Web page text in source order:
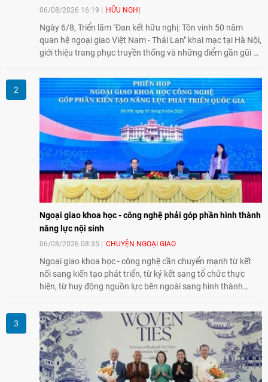
06/08/2026 16:19 HỮU NGHỊ
Ngày 6/8, Triển lãm "Đan kết hữu nghị: Tôn vinh 50 năm
quan hệ ngoại giao Việt Nam - Thái Lan" khai mạc tại Hà Nội,
giới thiệu trang phục truyền thống và những điểm gần gũi về
giao lưu nhân dân trong chặng đường nửa thế kỷ quan hệ
song phương.
Ngoại giao khoa học - công nghệ phải góp phần hình thành
năng lực nội sinh
06/08/2026 08:35 CHUYỆN NGOẠI GIAO
Ngoại giao khoa học - công nghệ cần chuyển mạnh từ kết
nối sang kiến tạo phát triển, từ ký kết sang tổ chức thực
hiện, từ huy động nguồn lực bên ngoài sang hình thành
nghệ, đổi mới sáng tạo và chuyển đổi số trở thành động lực
phát triển đất nước.